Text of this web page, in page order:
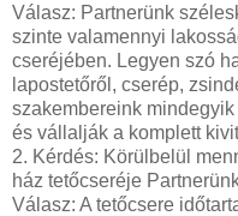
Válasz: Partnerünk
szinte valamennyi
cseréjében. Legyen szó
lapostetőről, cserép,
szakembereink
és vállalják a komplett
2. Kérdés: Körülbelül
ház tetőcseréje
Válasz: A tetőcsere